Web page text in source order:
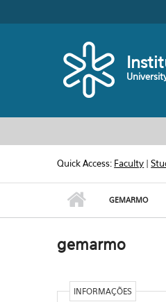
Quick Access: Faculty |
GEMARMO
gemarmo
INFORMAÇÕES